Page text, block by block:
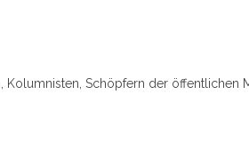
Kolumnisten, Schöpfern der